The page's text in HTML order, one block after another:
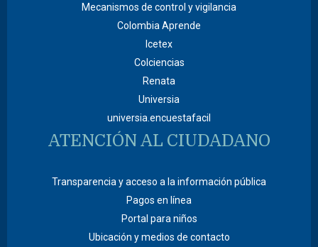
Mecanismos de control y vigilancia
Colombia Aprende
Icetex
Colciencias
Renata
Universia
universia.encuestafacil
ATENCIÓN AL CIUDADANO
Transparencia y acceso a la información pública
Pagos en línea
Portal para niños
Ubicación y medios de contacto